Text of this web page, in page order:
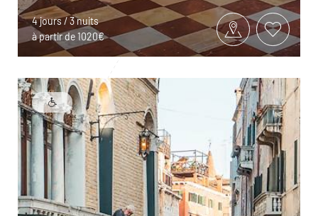
4 jours / 3 nuits
à partir de 1020€